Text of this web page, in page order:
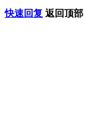
快速回复 返回顶部